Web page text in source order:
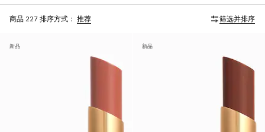
商品 227 排序方式： 推荐 筛选并排序
新品 新品